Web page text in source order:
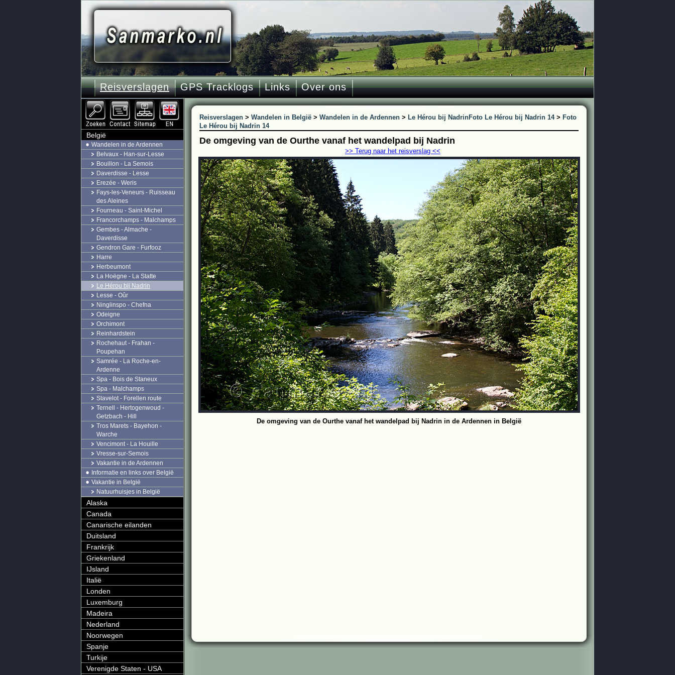
Reisverslagen GPS Tracklogs Links Over ons
Reisverslagen > Wandelen in België > Wandelen in de Ardennen > Le Hérou bij NadrinFoto Le Hérou bij Nadrin 14> Foto
Le Hérou bij Nadrin 14
De omgeving van de Ourthe vanaf het wandelpad bij Nadrin
>> Terug naar het reisverslag <<
De omgeving van de Ourthe vanaf het wandelpad bij Nadrin in de Ardennen in België
België
Wandelen in de Ardennen
Belvaux - Han-sur-Lesse
Bouillon - La Semois
Daverdisse - Lesse
Erezée - Weris
Fays-les-Veneurs - Ruisseau
des Aleines
Fourneau - Saint-Michel
Francorchamps - Malchamps
Gembes - Almache -
Daverdisse
Gendron Gare - Furfooz
Harre
Herbeumont
La Hoëgne - La Statte
Le Hérou bij Nadrin
Lesse - Oûr
Ninglinspo - Chefna
Odeigne
Orchimont
Reinhardstein
Rochehaut - Frahan -
Poupehan
Samrée - La Roche-en-
Ardenne
Spa - Bois de Staneux
Spa - Malchamps
Stavelot - Forellen route
Ternell - Hertogenwoud -
Getzbach - Hill
Tros Marets - Bayehon -
Warche
Vencimont - La Houille
Vresse-sur-Semois
Vakantie in de Ardennen
Informatie en links over België
Vakantie in België
Natuurhuisjes in België
Alaska
Canada
Canarische eilanden
Duitsland
Frankrijk
Griekenland
IJsland
Italië
Londen
Luxemburg
Madeira
Nederland
Noorwegen
Spanje
Turkije
Verenigde Staten - USA